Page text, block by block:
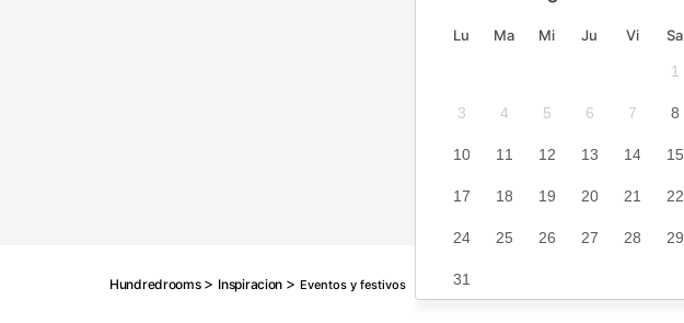
Lu Ma Mi Ju Vi Sa
4
6 7 8 9 10 11
13 14 15 16 17 18
20 21 22 23 24 25
27 28 29 30 31
1
3 4 5 6 7 8
10 11 12 13 14 15
17 18 19 20 21 22
24 25 26 27 28 29
31
Hundredrooms > Inspiracion > Eventos y festivos